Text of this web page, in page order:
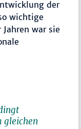
der
wichtige
war sie
gleichen